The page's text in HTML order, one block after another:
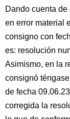
Dando cuenta
en error material
consigno con
es: resolución
Asimismo, en la
consignó
de fecha
corregida la